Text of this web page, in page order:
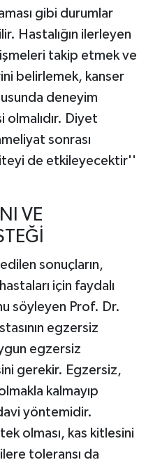
gibi durumlar
Hastalığın ilerleyen
takip etmek ve
belirlemek, kanser
deneyim
olmalıdır. Diyet
sonrası
de etkileyecektir''
VE
sonuçların,
için faydalı
söyleyen Prof. Dr.
egzersiz
egzersiz
gerekir. Egzersiz,
kalmayıp
yöntemidir.
olması, kas kitlesini
toleransı da